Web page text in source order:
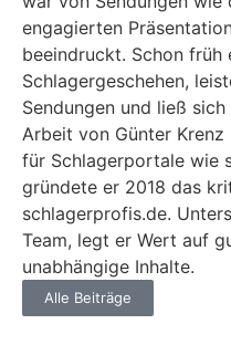
engagierten
beeindruckt. Schon früh
Schlagergeschehen,
Sendungen und ließ
Arbeit von Günter
für Schlagerportale wie
gründete er 2018 das
schlagerprofis.de.
Team, legt er Wert auf
unabhängige Inhalte.
Alle Beiträge